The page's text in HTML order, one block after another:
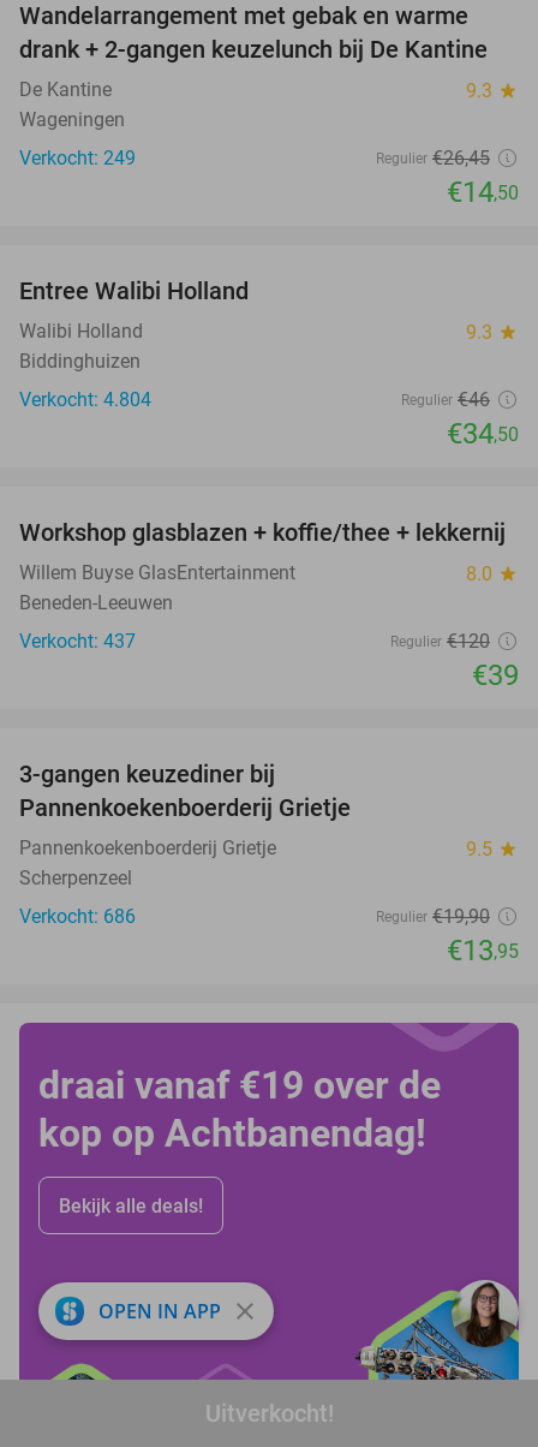
Uitverkocht!
45%
Wandelarrangement met gebak en warme
drank + 2-gangen keuzelunch bij De Kantine
De Kantine 9.3 star
Wageningen
Verkocht: 249
Regulier €26,45
€14,50
Entree Walibi Holland
Walibi Holland 9.3 star
Biddinghuizen
Verkocht: 4.804
Regulier €46
€34,50
68%
Workshop glasblazen + koffie/thee + lekkernij
Willem Buyse GlasEntertainment 8.0 star
Beneden-Leeuwen
Verkocht: 437
Regulier €120
€39
3-gangen keuzediner bij
Pannenkoekenboerderij Grietje
Pannenkoekenboerderij Grietje 9.5 star
Scherpenzeel
Verkocht: 686
Regulier €19,90
€13,95
draai vanaf €19 over de
kop op Achtbanendag!
Bekijk alle deals!
OPEN IN APP close